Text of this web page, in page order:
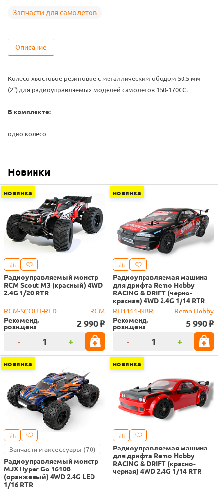
Запчасти для самолетов
Описание
Колесо хвостовое резиновое с металлическим ободом 50.5 мм
(2") для радиоуправляемых моделей самолетов 150-170CC.
В комплекте:
одно колесо
Новинки
новинка
Радиоуправляемый монстр
RCM Scout M3 (красный) 4WD
2.4G 1/20 RTR
RCM-SCOUT-RED
RCM
Рекоменд.
розн.цена 2 990 o
- +
новинка
Радиоуправляемая машина
для дрифта Remo Hobby
RACING & DRIFT (черно-
красная) 4WD 2.4G 1/14 RTR
RH1411-NBR
Remo Hobby
Рекоменд.
розн.цена 5 990 o
- +
новинка
Запчасти и аксессуары (70)
Радиоуправляемый монстр
MJX Hyper Go 16108
(оранжевый) 4WD 2.4G LED
1/16 RTR
новинка
Радиоуправляемая машина
для дрифта Remo Hobby
RACING & DRIFT (красно-
черная) 4WD 2.4G 1/14 RTR